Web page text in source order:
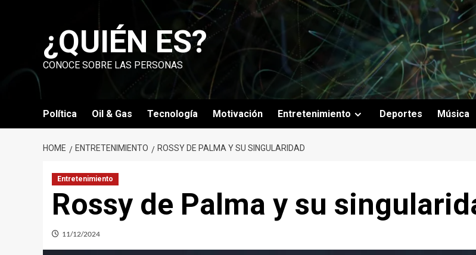
¿QUIÉN ES?
CONOCE SOBRE LAS PERSONAS
Política Oil & Gas Tecnología Motivación Entretenimiento Deportes Música
HOME ENTRETENIMIENTO ROSSY DE PALMA Y SU SINGULARIDAD
Entretenimiento
Rossy de Palma y su
11/12/2024